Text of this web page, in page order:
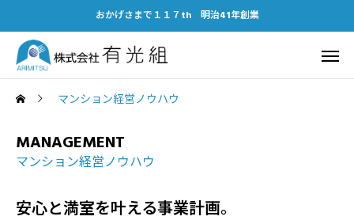
おかげさまで１１７th 明治41年創業
マンション経営ノウハウ
MANAGEMENT
マンション経営ノウハウ
安心と満室を叶える事業計画。